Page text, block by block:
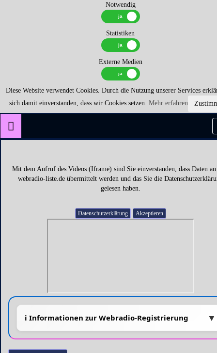
Notwendig
Statistiken
Externe Medien
Diese Website verwendet Cookies. Durch die Nutzung unserer Services
sich damit einverstanden, dass wir Cookies setzen. Mehr erfahren
Mit dem Aufruf des Videos (Iframe) sind Sie einverstanden, dass Daten
webradio-liste.de übermittelt werden und das Sie die
gelesen haben.
Datenschutzerklärung